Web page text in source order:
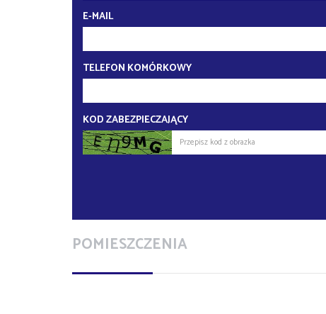
E-MAIL
TELEFON KOMÓRKOWY
KOD ZABEZPIECZAJĄCY
POMIESZCZENIA